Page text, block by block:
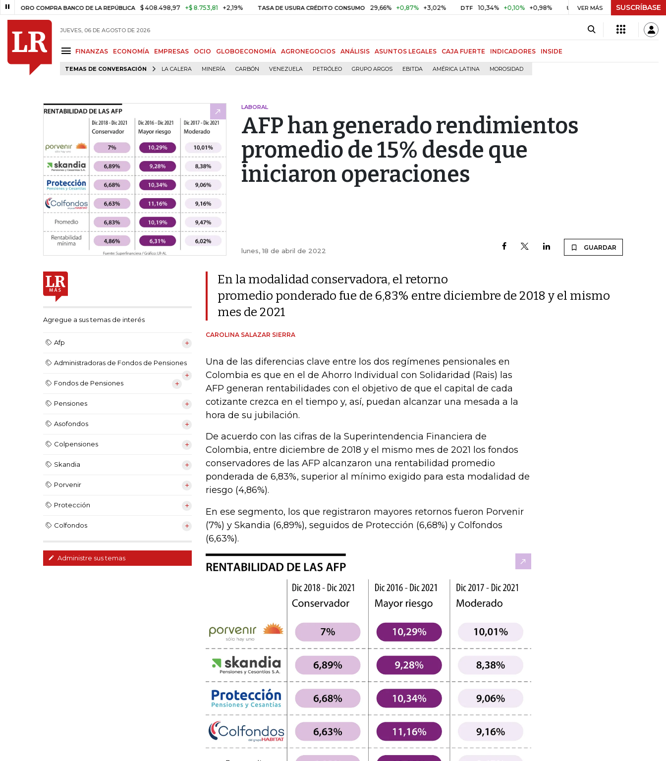
COMPRA BANCO DE LA REPÚBLICA $ 408.498,97 +$ 8.753,81 +2,19% TASA DE USURA CRÉDITO CONSUMO 29,66% +0,87% +3,02% DTF 10,34% +0,10% +0,98% UVR $ 416,86 +$ 0,05 +0,01%
VER MÁS SUSCRÍBASE
JUEVES, 06 DE AGOSTO DE 2026
FINANZAS ECONOMÍA EMPRESAS OCIO GLOBOECONOMÍA AGRONEGOCIOS ANÁLISIS ASUNTOS LEGALES CAJA FUERTE INDICADORES INSIDE
TEMAS DE CONVERSACIÓN LA CALERA MINERÍA CARBÓN VENEZUELA PETRÓLEO GRUPO ARGOS EBITDA AMÉRICA LATINA MOROSIDAD
LABORAL
AFP han generado rendimientos
promedio de 15% desde que
iniciaron operaciones
lunes, 18 de abril de 2022 GUARDAR
Agregue a sus temas de interés
Afp
Administradoras de Fondos de Pensiones
Fondos de Pensiones
Pensiones
Asofondos
Colpensiones
Skandia
Porvenir
Protección
Colfondos
Administre sus temas
En la modalidad conservadora, el retorno
promedio ponderado fue de 6,83% entre diciembre de 2018 y el mismo
mes de 2021
CAROLINA SALAZAR SIERRA
Una de las diferencias clave entre los dos regímenes pensionales en
Colombia es que en el de Ahorro Individual con Solidaridad (Rais) las
AFP generan rentabilidades con el objetivo de que el capital de cada
cotizante crezca en el tiempo y, así, puedan alcanzar una mesada a la
hora de su jubilación.
De acuerdo con las cifras de la Superintendencia Financiera de
Colombia, entre diciembre de 2018 y el mismo mes de 2021 los fondos
conservadores de las AFP alcanzaron una rentabilidad promedio
ponderada de 6,83%, superior al mínimo exigido para esta modalidad de
riesgo (4,86%).
En ese segmento, los que registraron mayores retornos fueron Porvenir
(7%) y Skandia (6,89%), seguidos de Protección (6,68%) y Colfondos
(6,63%).